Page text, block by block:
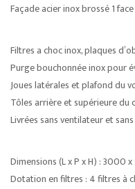
Façade acier inox brossé 1 face
Filtres a choc inox, plaques
Purge bouchonnée inox pour
Joues latérales et plafond du
Tôles arrière et supérieure du
Livrées sans ventilateur et
Dimensions (L x P x H) : 3000
Dotation en filtres : 4 filtres à